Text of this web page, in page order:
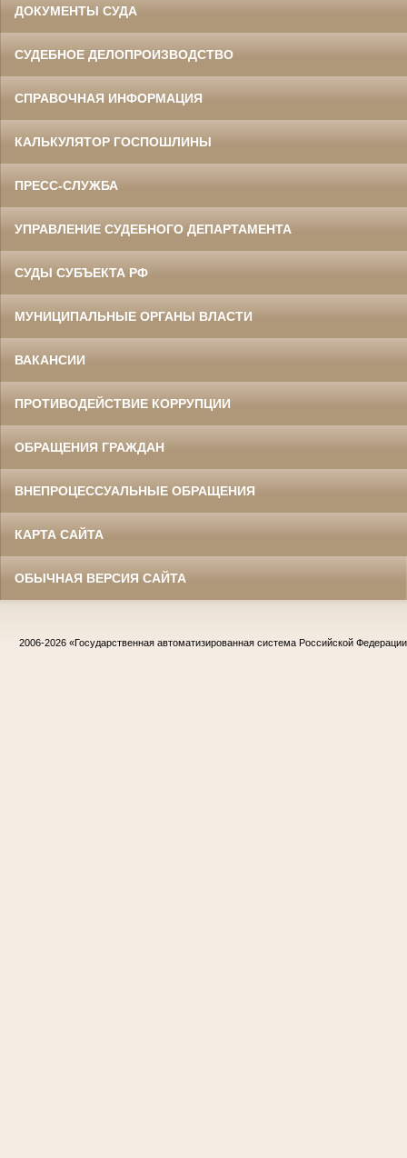
ДОКУМЕНТЫ СУДА
СУДЕБНОЕ ДЕЛОПРОИЗВОДСТВО
СПРАВОЧНАЯ ИНФОРМАЦИЯ
КАЛЬКУЛЯТОР ГОСПОШЛИНЫ
ПРЕСС-СЛУЖБА
УПРАВЛЕНИЕ СУДЕБНОГО ДЕПАРТАМЕНТА
СУДЫ СУБЪЕКТА РФ
МУНИЦИПАЛЬНЫЕ ОРГАНЫ ВЛАСТИ
ВАКАНСИИ
ПРОТИВОДЕЙСТВИЕ КОРРУПЦИИ
ОБРАЩЕНИЯ ГРАЖДАН
ВНЕПРОЦЕССУАЛЬНЫЕ ОБРАЩЕНИЯ
КАРТА САЙТА
ОБЫЧНАЯ ВЕРСИЯ САЙТА
2006-2026 «Государственная автоматизированная система Российской